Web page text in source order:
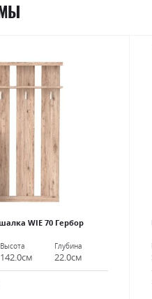
WIE 70 Гербор
Высота
142.0см
Глубина
22.0см